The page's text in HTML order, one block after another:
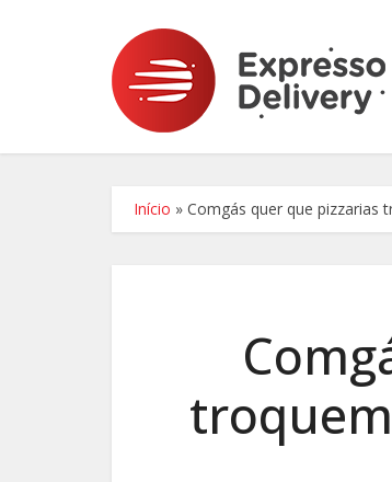
Início » Comgás quer que pizzarias